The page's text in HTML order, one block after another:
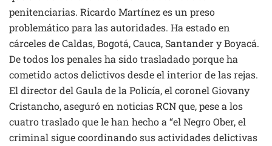
penitenciarias. Ricardo Martínez es un preso
problemático para las autoridades. Ha estado en
cárceles de Caldas, Bogotá, Cauca, Santander y Boyacá.
De todos los penales ha sido trasladado porque ha
cometido actos delictivos desde el interior de las rejas.
El director del Gaula de la Policía, el coronel Giovany
Cristancho, aseguró en noticias RCN que, pese a los
cuatro traslado que le han hecho a “el Negro Ober, el
criminal sigue coordinando sus actividades delictivas